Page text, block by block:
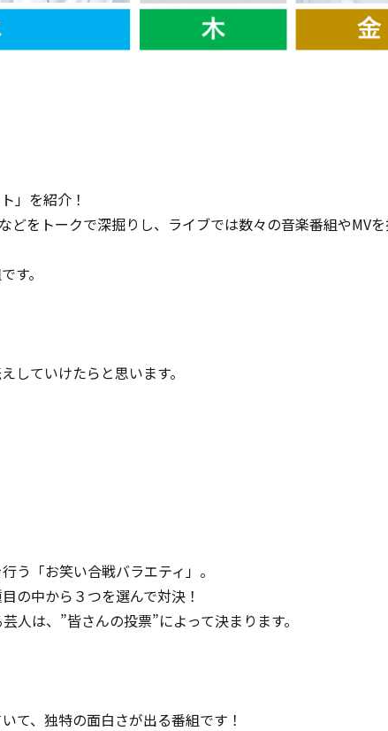
」を紹介！
をトークで深掘りし、ライブでは数々の音楽番組やMV
す。
していけたらと思います。
う「お笑い合戦バラエティ」。
の中から３つを選んで対決！
人は、”皆さんの投票”によって決まります。
て、独特の面白さが出る番組です！